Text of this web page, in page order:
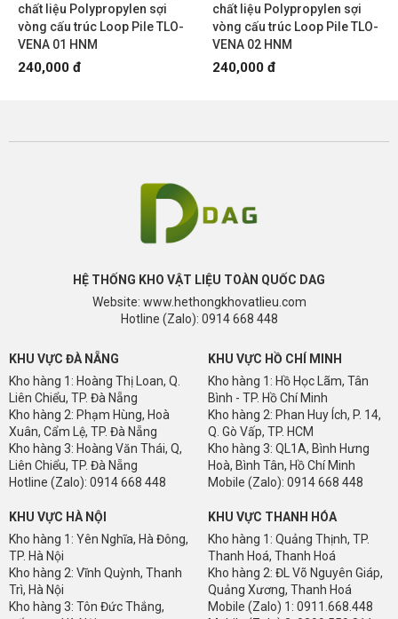
chất liệu Polypropylen sợi
vòng cấu trúc Loop Pile TLO-
VENA 01 HNM
240,000 đ
chất liệu Polypropylen sợi
vòng cấu trúc Loop Pile TLO-
VENA 02 HNM
240,000 đ
HỆ THỐNG KHO VẬT LIỆU TOÀN QUỐC DAG
Website: www.hethongkhovatlieu.com
Hotline (Zalo): 0914 668 448
KHU VỰC ĐÀ NẴNG
Kho hàng 1: Hoàng Thị Loan, Q.
Liên Chiểu, TP. Đà Nẵng
Kho hàng 2: Phạm Hùng, Hoà
Xuân, Cẩm Lệ, TP. Đà Nẵng
Kho hàng 3: Hoàng Văn Thái, Q,
Liên Chiểu, TP. Đà Nẵng
Hotline (Zalo): 0914 668 448
KHU VỰC HỒ CHÍ MINH
Kho hàng 1: Hồ Học Lãm, Tân
Bình - TP. Hồ Chí Minh
Kho hàng 2: Phan Huy Ích, P. 14,
Q. Gò Vấp, TP. HCM
Kho hàng 3: QL1A, Bình Hưng
Hoà, Bình Tân, Hồ Chí Minh
Mobile (Zalo): 0914 668 448
KHU VỰC HÀ NỘI
Kho hàng 1: Yên Nghĩa, Hà Đông,
TP. Hà Nội
Kho hàng 2: Vĩnh Quỳnh, Thanh
Trì, Hà Nội
Kho hàng 3: Tôn Đức Thắng,
KHU VỰC THANH HÓA
Kho hàng 1: Quảng Thịnh, TP.
Thanh Hoá, Thanh Hoá
Kho hàng 2: ĐL Võ Nguyên Giáp,
Quảng Xương, Thanh Hoá
Mobile (Zalo) 1: 0911.668.448